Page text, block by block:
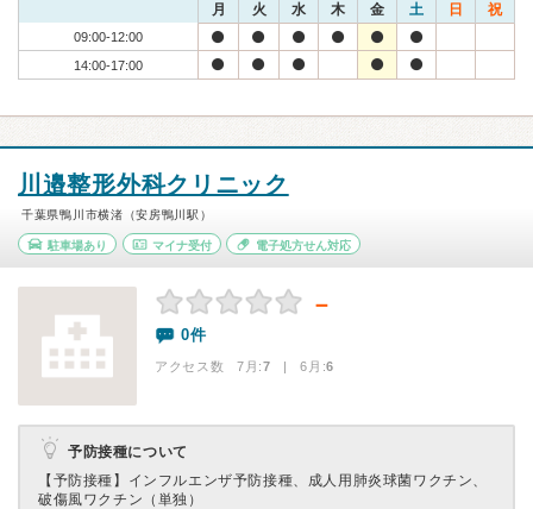
月 火 水 木 金 土 日 祝
09:00-12:00
14:00-17:00
川邉整形外科クリニック
千葉県鴨川市横渚（安房鴨川駅）
駐車場あり マイナ受付 電子処方せん対応
－
0件
アクセス数 7月:7 | 6月:6
予防接種について
【予防接種】 インフルエンザ予防接種、成人用肺炎球菌ワクチン、
破傷風ワクチン（単独）